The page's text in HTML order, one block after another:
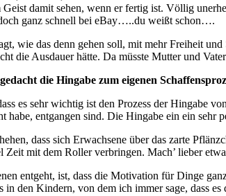
damit sehen, wenn er fertig ist. Völlig
ganz schnell bei eBay…..du weißt schon….
wie das denn gehen soll, mit mehr Freiheit
die Ausdauer hätte. Da müsste Mutter und
die Hingabe zum eigenen
es sehr wichtig ist den Prozess der Hingabe
habe, entgangen sind. Die Hingabe ein ein sehr
dass sich Erwachsene über das zarte
Zeit mit dem Roller verbringen. Mach’ lieber
entgeht, ist, dass die Motivation für Dinge
in den Kindern, von dem ich immer sage, dass